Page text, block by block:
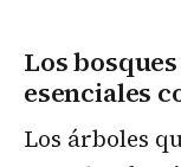
Los
esenciales
Los árboles